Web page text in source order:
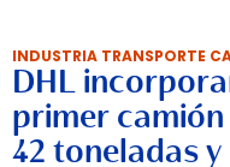
INDUSTRIA TRANSPORTE
DHL
primer
42 toneladas